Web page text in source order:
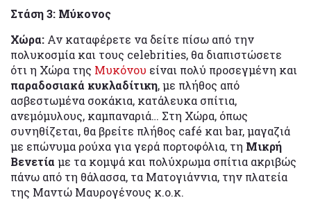
Στάση 3: Μύκονος
Χώρα: Αν καταφέρετε να δείτε πίσω από την
πολυκοσμία και τους celebrities, θα διαπιστώσετε
ότι η Χώρα της Μυκόνου είναι πολύ προσεγμένη και
παραδοσιακά κυκλαδίτικη, με πλήθος από
ασβεστωμένα σοκάκια, κατάλευκα σπίτια,
ανεμόμυλους, καμπαναριά… Στη Χώρα, όπως
συνηθίζεται, θα βρείτε πλήθος café και bar, μαγαζιά
με επώνυμα ρούχα για γερά πορτοφόλια, τη Μικρή
Βενετία με τα κομψά και πολύχρωμα σπίτια ακριβώς
πάνω από τη θάλασσα, τα Ματογιάννια, την πλατεία
της Μαντώ Μαυρογένους κ.ο.κ.